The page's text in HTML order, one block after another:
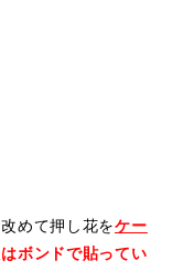
めて押し花をケー
ボンドで貼ってい